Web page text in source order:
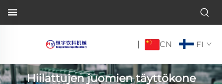
| CN FI
Hiilattujen juomien täyttökone